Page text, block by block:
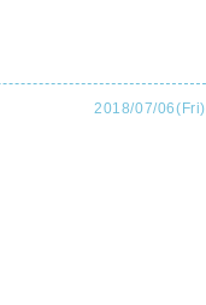
2018/07/06(Fri)